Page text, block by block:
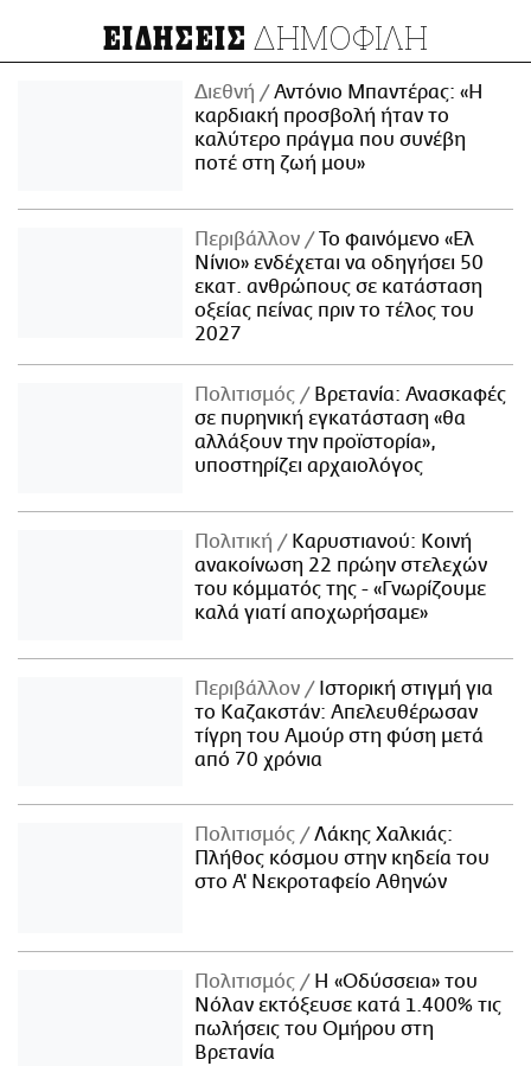
ΕΙΔΗΣΕΙΣ ΔΗΜΟΦΙΛΗ
Διεθνή
Αντόνιο Μπαντέρας: «Η
καρδιακή προσβολή ήταν το
καλύτερο πράγμα που συνέβη
ποτέ στη ζωή μου»
Περιβάλλον
Το φαινόμενο «Ελ
Νίνιο» ενδέχεται να οδηγήσει 50
εκατ. ανθρώπους σε κατάσταση
οξείας πείνας πριν το τέλος του
2027
Πολιτισμός
Βρετανία: Ανασκαφές
σε πυρηνική εγκατάσταση «θα
αλλάξουν την προϊστορία»,
υποστηρίζει αρχαιολόγος
Πολιτική
Καρυστιανού: Κοινή
ανακοίνωση 22 πρώην στελεχών
του κόμματός της - «Γνωρίζουμε
καλά γιατί αποχωρήσαμε»
Περιβάλλον
Ιστορική στιγμή για
το Καζακστάν: Απελευθέρωσαν
τίγρη του Αμούρ στη φύση μετά
από 70 χρόνια
Πολιτισμός
Λάκης Χαλκιάς:
Πλήθος κόσμου στην κηδεία του
στο Α' Νεκροταφείο Αθηνών
Πολιτισμός
Η «Οδύσσεια» του
Νόλαν εκτόξευσε κατά 1.400% τις
πωλήσεις του Ομήρου στη
Βρετανία